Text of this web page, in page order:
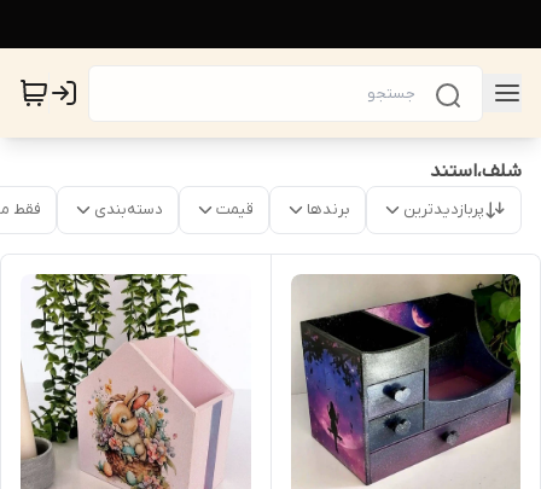
شلف،استند
پربازدیدترین برندها قیمت دسته‌بندی فقط